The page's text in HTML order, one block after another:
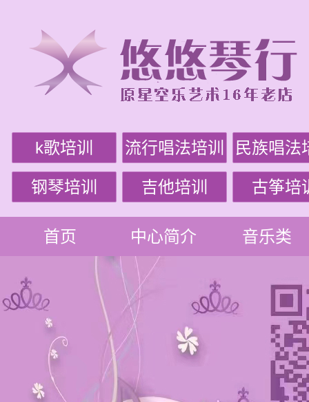
k歌培训 流行唱法培训 民族唱法
钢琴培训 吉他培训 古筝培
首页 中心简介 音乐类